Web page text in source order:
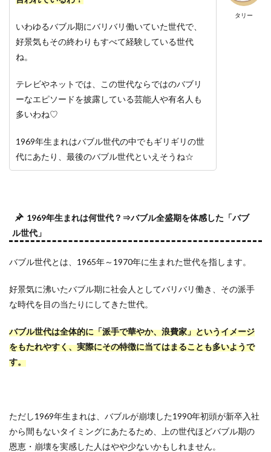
タリー
いわゆるバブル期にバリバリ働いていた世代で、
好景気もその終わりもすべて経験している世代
ね。
テレビやネットでは、この世代ならではのバブリ
ーなエピソードを披露している芸能人や有名人も
多いわね♡
1969年生まれはバブル世代の中でもギリギリの世
代にあたり、最後のバブル世代といえそうね☆
1969年生まれは何世代？⇒バブル全盛期を体感した「バブ
ル世代」
バブル世代とは、1965年～1970年に生まれた世代を指します。
好景気に沸いたバブル期に社会人としてバリバリ働き、その派手
な時代を目の当たりにしてきた世代。
バブル世代は全体的に「派手で華やか、浪費家」というイメージ
をもたれやすく、実際にその特徴に当てはまることも多いようで
す。
ただし1969年生まれは、バブルが崩壊した1990年初頭が新卒入社
から間もないタイミングにあたるため、上の世代ほどバブル期の
恩恵・崩壊を実感した人はやや少ないかもしれません。